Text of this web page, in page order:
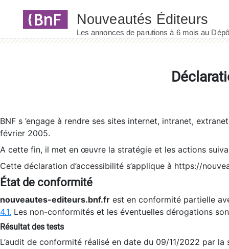
BNF s ’engage à rendre ses sites internet, intranet,
février 2005.
A cette fin, il met en œuvre la stratégie et les actions
Cette déclaration d’accessibilité s’applique à https://
État de conformité
nouveautes-editeurs.bnf.fr est en conformité partielle
4.1. Les non-conformités et les éventuelles dérogations
Résultat des tests
L’audit de conformité réalisé en date du 09/11/2022 par